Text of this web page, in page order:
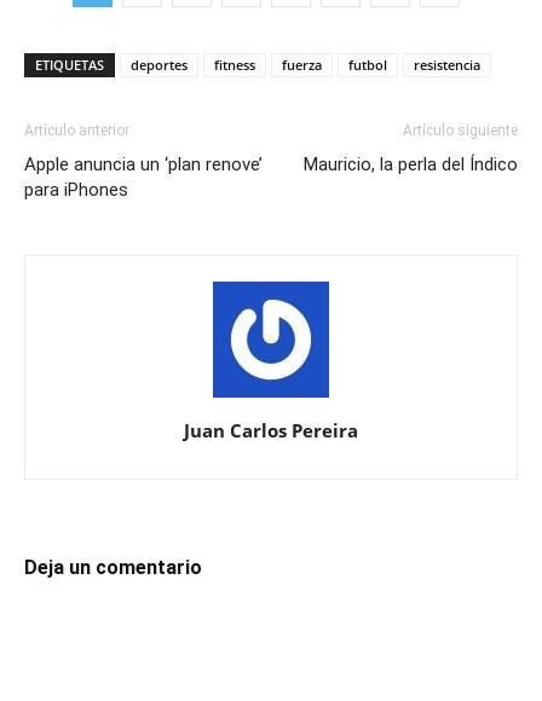
ETIQUETAS deportes fitness fuerza futbol resistencia
Artículo anterior
Apple anuncia un ‘plan renove’
para iPhones
Artículo siguiente
Mauricio, la perla del Índico
Juan Carlos Pereira
Deja un comentario